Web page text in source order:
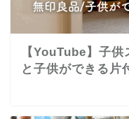
【YouTube】子
と子供ができる片